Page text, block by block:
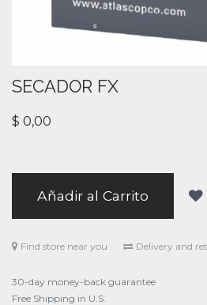
SECADOR FX
$ 0,00
Añadir al Carrito
Find store near you Delivery and
30-day money-back guarantee
Free Shipping in U.S.